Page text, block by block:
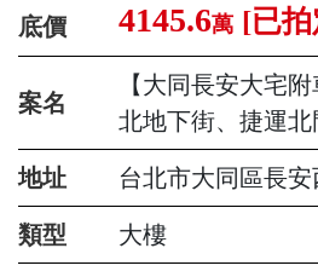
底價 4145.6萬 [已
案名
【大同長安大宅
北地下街、捷運
地址 台北市大同區長安
類型 大樓